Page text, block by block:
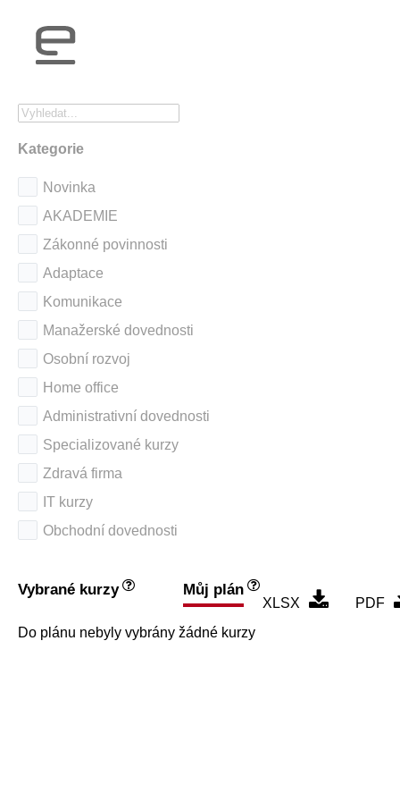
Kategorie
Novinka
AKADEMIE
Zákonné povinnosti
Adaptace
Komunikace
Manažerské dovednosti
Osobní rozvoj
Home office
Administrativní dovednosti
Specializované kurzy
Zdravá firma
IT kurzy
Obchodní dovednosti
Vybrané kurzy Můj plán
PDF
XLSX
Do plánu nebyly vybrány žádné kurzy